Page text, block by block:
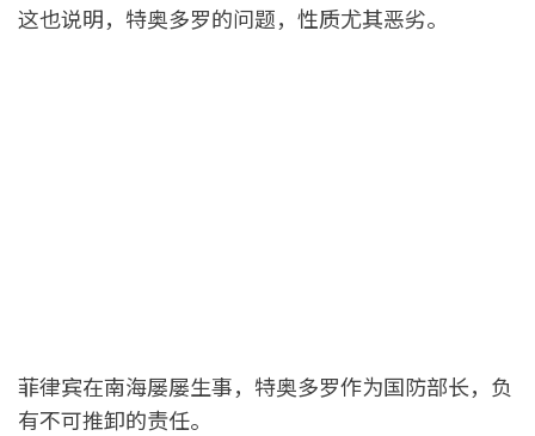
这也说明，特奥多罗的问题，性质尤其恶劣。
菲律宾在南海屡屡生事，特奥多罗作为国防部长，负
有不可推卸的责任。